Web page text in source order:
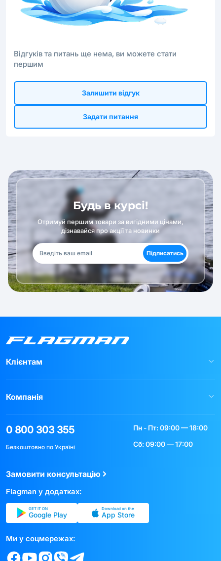
Відгуків та питань ще нема, ви можете стати
першим
Залишити відгук
Задати питання
Будь в курсі!
Отримуй першим товари за вигідними цінами,
дізнавайся про акції та новинки
Підписатись
Клієнтам
Компанія
0 800 303 355
Безкоштовно по Україні
Пн - Пт: 09:00 — 18:00
Сб: 09:00 — 17:00
Замовити консультацію
Flagman у додатках:
GET IT ON
Google Play
Download on the
App Store
Ми у соцмережах: